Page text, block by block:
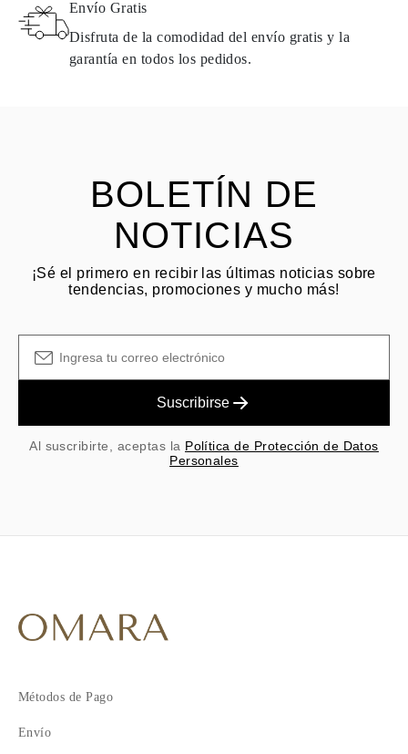
de la fecha de entrega. Los productos que contienen diamantes
naturales pueden devolverse bajo las mismas condiciones —
a partir de la fecha de entrega del
Envío Gratis
Disfruta de la comodidad del envío gratis y la
garantía en todos los pedidos.
BOLETÍN DE
NOTICIAS
¡Sé el primero en recibir las últimas noticias sobre
tendencias, promociones y mucho más!
Suscribirse
Al suscribirte, aceptas la Política de Protección de Datos
Personales
Métodos de Pago
Envío